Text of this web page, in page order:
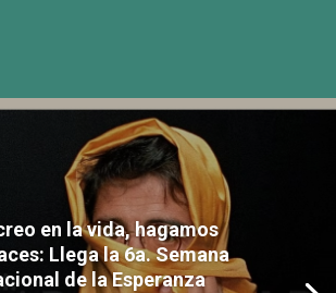
en la vida, hagamos
Llega la 6a. Semana
de la Esperanza